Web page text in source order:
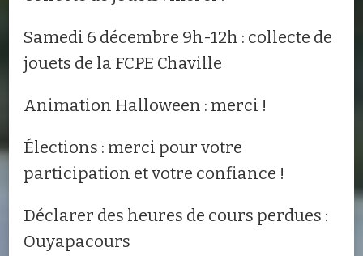
Samedi 6 décembre 9h-12h : collecte de
jouets de la FCPE Chaville
Animation Halloween : merci !
Élections : merci pour votre
participation et votre confiance !
Déclarer des heures de cours perdues :
Ouyapacours